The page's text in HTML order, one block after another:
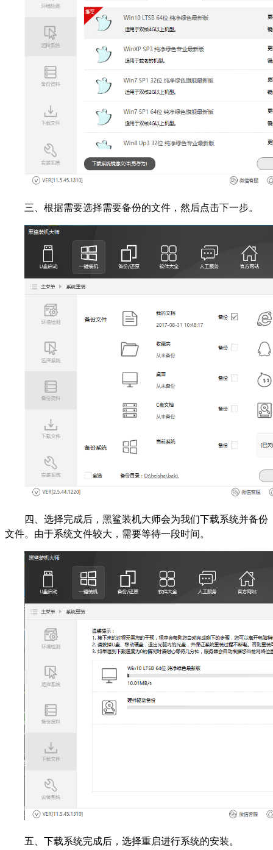
三、根据需要选择需要备份的文件，然后点击下一步。
四、选择完成后，黑鲨装机大师会为我们下载系统并备份
文件。由于系统文件较大，需要等待一段时间。
五、下载系统完成后，选择重启进行系统的安装。